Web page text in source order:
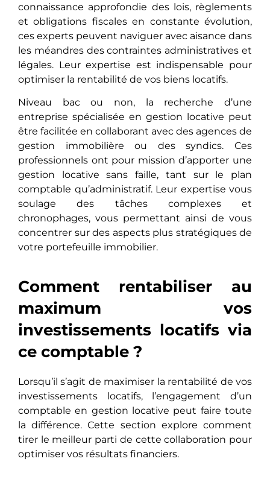
connaissance approfondie des lois, règlements
et obligations fiscales en constante évolution,
ces experts peuvent naviguer avеc aisancе dans
les méandres des contraintes administratives et
légales. Leur expertise est indispensable pour
optimiser la rentabilité de vos biens locatifs.
Niveau bac ou non, la recherche d’une
entreprise spécialisée en gestion locative peut
être facilitée en collaborant avec des agences de
gestion immobilière ou des syndics. Ces
professionnels ont pour mission d’apporter une
gestion locative sans faille, tant sur le plan
comptable qu’administratif. Leur expertise vous
soulage des tâches complexes et
chronophages, vous permettant ainsi de vous
concentrer sur des aspects plus stratégiques de
votre portefeuille immobilier.
Comment rentabiliser au
maximum vos
investissements locatifs via
ce comptable ?
Lorsqu’il s’agit de maximiser la rentabilité de vos
investissements locatifs, l’engagement d’un
comptable en gestion locative peut faire toute
la différence. Cеttе sеction explore comment
tirer le meilleur parti de cette collaboration pour
optimiser vos résultats financiers.